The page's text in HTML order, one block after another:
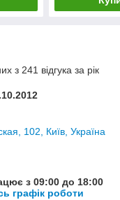
з 241 відгука за рік
102, Київ, Україна
з 09:00 до 18:00
графік роботи